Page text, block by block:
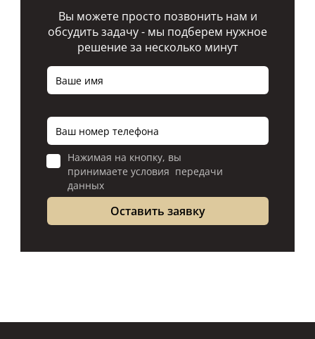
Вы можете просто позвонить нам и
обсудить задачу - мы подберем нужное
решение за несколько минут
Нажимая на кнопку, вы
принимаете условия передачи
данных